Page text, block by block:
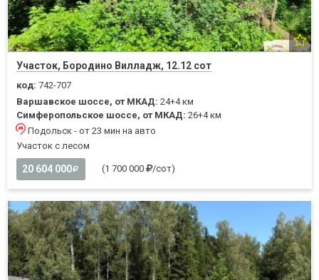
Участок, Бородино Вилладж, 12.12 сот
код: 742-707
Варшавское шоссе, от МКАД: 24+4 км
Симферопольское шоссе, от МКАД: 26+4 км
Подольск - от 23 мин на авто
Участок с лесом
20 604 000 (1 700 000 /сот)